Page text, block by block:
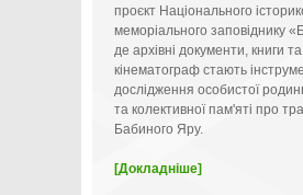
проєкт Національного
меморіального заповіднику
де архівні документи, книги та
кінематограф стають
дослідження особистої
та колективної пам'яті про
Бабиного Яру.
[Докладніше]